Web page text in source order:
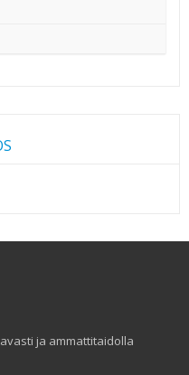
ja ammattitaidolla